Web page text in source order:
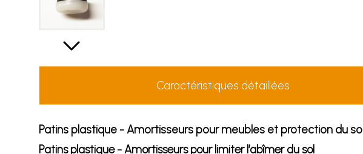
Caractéristiques détaillées
Patins plastique - Amortisseurs pour meubles et protection du sol
Patins plastique - Amortisseurs pour limiter l’abîmer du sol